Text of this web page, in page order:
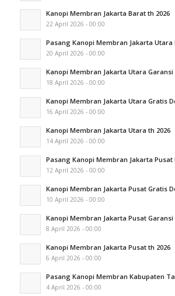
Kanopi Membran Jakarta Barat th 2026
22 April 2026 - 00:00
Pasang Kanopi Membran Jakarta
20 April 2026 - 00:00
Kanopi Membran Jakarta Utara Garansi
18 April 2026 - 00:00
Kanopi Membran Jakarta Utara Gratis
16 April 2026 - 00:00
Kanopi Membran Jakarta Utara th 2026
14 April 2026 - 00:00
Pasang Kanopi Membran Jakarta
12 April 2026 - 00:00
Kanopi Membran Jakarta Pusat Gratis
10 April 2026 - 00:00
Kanopi Membran Jakarta Pusat Garansi
8 April 2026 - 00:00
Kanopi Membran Jakarta Pusat th 2026
6 April 2026 - 00:00
Pasang Kanopi Membran Kabupaten
4 April 2026 - 00:00